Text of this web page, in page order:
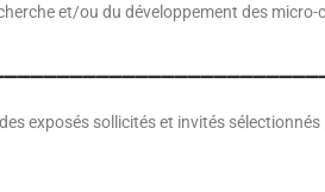
et/ou du développement des
exposés sollicités et invités